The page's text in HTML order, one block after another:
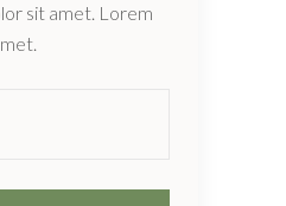
sit amet. Lorem